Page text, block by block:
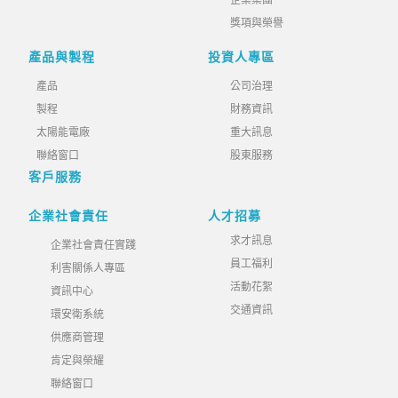
獎項與榮譽
產品與製程
產品
製程
太陽能電廠
聯絡窗口
客戶服務
投資人專區
公司治理
財務資訊
重大訊息
股東服務
企業社會責任
企業社會責任實踐
利害關係人專區
資訊中心
環安衛系統
供應商管理
肯定與榮耀
聯絡窗口
人才招募
求才訊息
員工福利
活動花絮
交通資訊